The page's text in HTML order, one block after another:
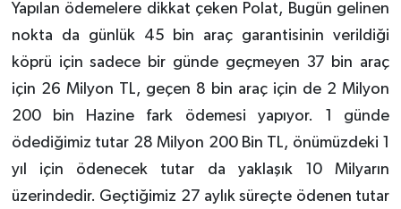
Yapılan ödemelere dikkat çeken Polat, Bugün gelinen
nokta da günlük 45 bin araç garantisinin verildiği
köprü için sadece bir günde geçmeyen 37 bin araç
için 26 Milyon TL, geçen 8 bin araç için de 2 Milyon
200 bin Hazine fark ödemesi yapıyor. 1 günde
ödediğimiz tutar 28 Milyon 200 Bin TL, önümüzdeki 1
yıl için ödenecek tutar da yaklaşık 10 Milyarın
üzerindedir. Geçtiğimiz 27 aylık süreçte ödenen tutar